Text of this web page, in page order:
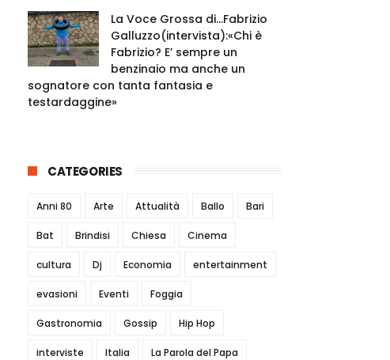
La Voce Grossa di…Fabrizio
Galluzzo(intervista):«Chi è
Fabrizio? E’ sempre un
benzinaio ma anche un
sognatore con tanta fantasia e
testardaggine»
CATEGORIES
Anni 80 Arte Attualità Ballo Bari
Bat Brindisi Chiesa Cinema
cultura Dj Economia entertainment
evasioni Eventi Foggia
Gastronomia Gossip Hip Hop
interviste Italia La Parola del Papa